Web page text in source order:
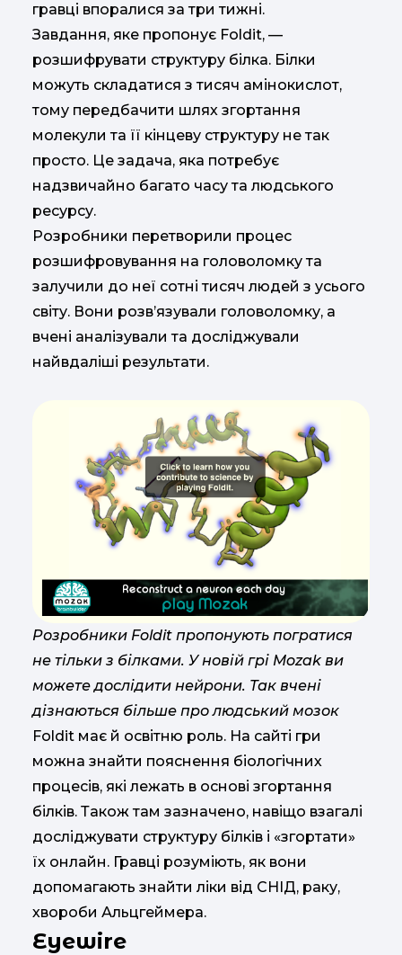
гравці впоралися за три тижні.
Завдання, яке пропонує Foldit, —
розшифрувати структуру білка. Білки
можуть складатися з тисяч амінокислот,
тому передбачити шлях згортання
молекули та її кінцеву структуру не так
просто. Це задача, яка потребує
надзвичайно багато часу та людського
ресурсу.
Розробники перетворили процес
розшифровування на головоломку та
залучили до неї сотні тисяч людей з усього
світу. Вони розв’язували головоломку, а
вчені аналізували та досліджували
найвдаліші результати.
Розробники Foldit пропонують погратися
не тільки з білками. У новій грі Mozak ви
можете дослідити нейрони. Так вчені
дізнаються більше про людський мозок
Foldit має й освітню роль. На сайті гри
можна знайти пояснення біологічних
процесів, які лежать в основі згортання
білків. Також там зазначено, навіщо взагалі
досліджувати структуру білків і «згортати»
їх онлайн. Гравці розуміють, як вони
допомагають знайти ліки від СНІД, раку,
хвороби Альцгеймера.
Eyewire